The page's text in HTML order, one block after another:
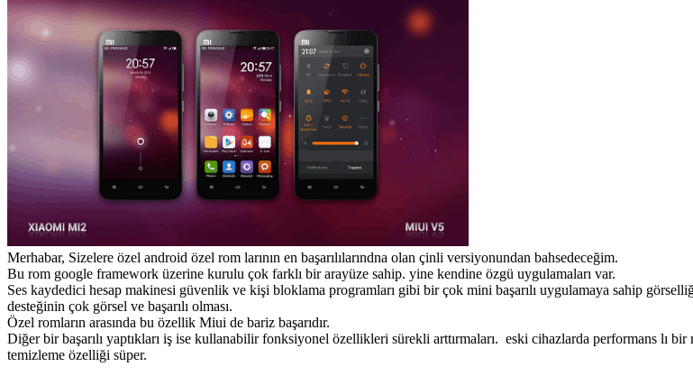
Merhabar, Sizelere özel android özel rom larının en başarılılarındna olan çinli versiyonundan bahsedeceğim.
Bu rom google framework üzerine kurulu çok farklı bir arayüze sahip. yine kendine özgü uygulamaları var.
Ses kaydedici hesap makinesi güvenlik ve kişi bloklama programları gibi bir çok mini başarılı uygulamaya sahip
desteğinin çok görsel ve başarılı olması.
Özel romların arasında bu özellik Miui de bariz başarıdır.
Diğer bir başarılı yaptıkları iş ise kullanabilir fonksiyonel özellikleri sürekli arttırmaları. eski cihazlarda performans lı
temizleme özelliği süper.